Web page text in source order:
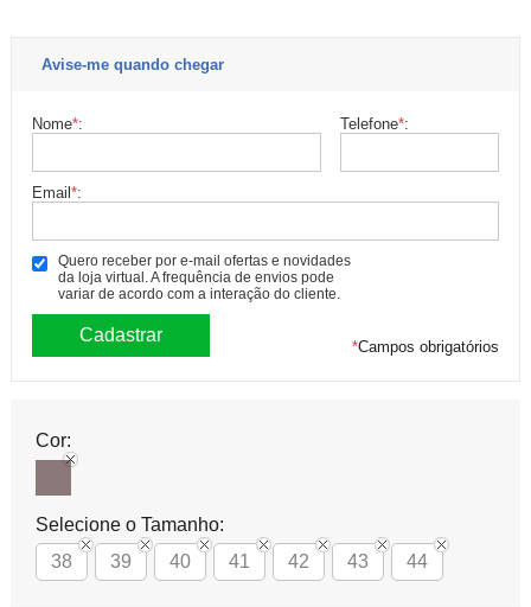
Avise-me quando chegar
Nome*: Telefone*:
Email*:
Quero receber por e-mail ofertas e novidades
da loja virtual. A frequência de envios pode
variar de acordo com a interação do cliente.
*Campos obrigatórios
Cor:
Selecione o Tamanho:
38
39 40 41 42 43 44